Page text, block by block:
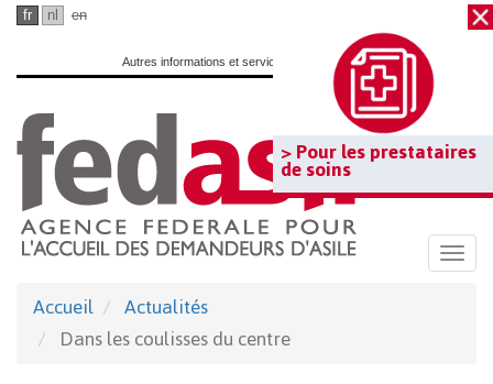
Passer
contenu
principal
> Pour les prestataires
de soins
fr nl en
Autres informations et services officiels :www.belgium.be
Accueil
Actualités
Dans les coulisses du centre